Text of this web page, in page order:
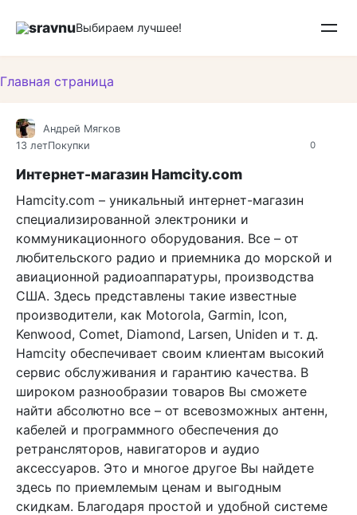
sravnuВыбираем лучшее!
Главная страница
0
Андрей Мягков
13 летПокупки
Интернет-магазин Hamcity.com
Hamcity.com – уникальный интернет-магазин
специализированной электроники и
коммуникационного оборудования. Все – от
любительского радио и приемника до морской и
авиационной радиоаппаратуры, производства
США. Здесь представлены такие известные
производители, как Motorola, Garmin, Icon,
Kenwood, Comet, Diamond, Larsen, Uniden и т. д.
Hamcity обеспечивает своим клиентам высокий
сервис обслуживания и гарантию качества. В
широком разнообразии товаров Вы сможете
найти абсолютно все – от всевозможных антенн,
кабелей и программного обеспечения до
ретрансляторов, навигаторов и аудио
аксессуаров. Это и многое другое Вы найдете
здесь по приемлемым ценам и выгодным
скидкам. Благодаря простой и удобной системе